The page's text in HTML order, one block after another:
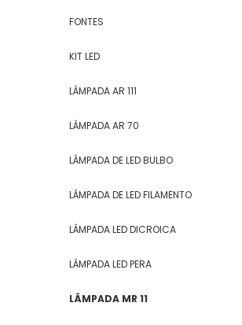
FONTES
KIT LED
LÂMPADA AR 111
LÂMPADA AR 70
LÂMPADA DE LED BULBO
LÂMPADA DE LED FILAMENTO
LÂMPADA LED DICROICA
LÂMPADA LED PERA
LÂMPADA MR 11